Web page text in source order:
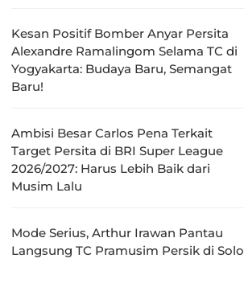
Kesan Positif Bomber Anyar Persita
Alexandre Ramalingom Selama TC di
Yogyakarta: Budaya Baru, Semangat
Baru!
Ambisi Besar Carlos Pena Terkait
Target Persita di BRI Super League
2026/2027: Harus Lebih Baik dari
Musim Lalu
Mode Serius, Arthur Irawan Pantau
Langsung TC Pramusim Persik di Solo